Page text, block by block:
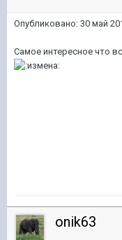
Опубликовано: 30 май
Самое интересное что
onik63